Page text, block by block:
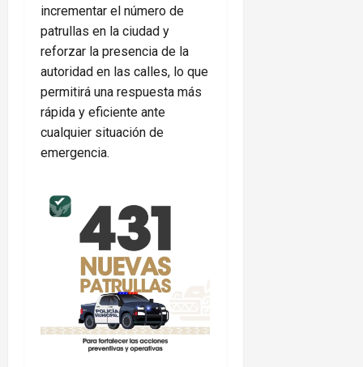
incrementar el número de
patrullas en la ciudad y
reforzar la presencia de la
autoridad en las calles, lo que
permitirá una respuesta más
rápida y eficiente ante
cualquier situación de
emergencia.